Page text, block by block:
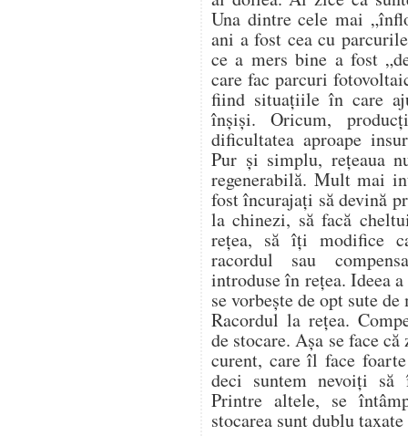
Una dintre cele mai
ani a fost cea cu
ce a mers bine a fost
care fac parcuri
fiind situațiile în care
înșiși. Oricum,
dificultatea aproape
Pur și simplu, rețeaua
regenerabilă. Mult mai
fost încurajați să devină
la chinezi, să facă
rețea, să îți modifice
racordul sau
introduse în rețea. Ideea
se vorbește de opt sute
Racordul la rețea.
de stocare. Așa se face
curent, care îl face
deci suntem nevoiți să
Printre altele, se
stocarea sunt dublu